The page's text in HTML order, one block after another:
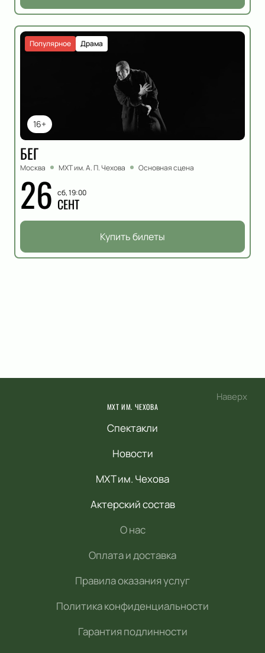
16+
Драма
Популярное
БЕГ
Москва МХТ им. А. П. Чехова Основная сцена
26 сб, 19:00
СЕНТ
Купить билеты
Наверх
МХТ ИМ. ЧЕХОВА
Спектакли
Новости
МХТ им. Чехова
Актерский состав
О нас
Оплата и доставка
Правила оказания услуг
Политика конфиденциальности
Гарантия подлинности